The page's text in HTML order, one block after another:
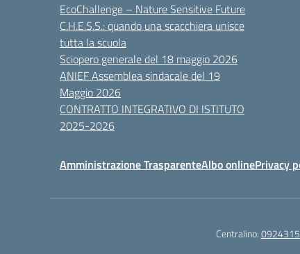
EcoChallenge – Nature Sensitive Future
C.H.E.S.S.: quando una scacchiera unisce
tutta la scuola
Sciopero generale del 18 maggio 2026
ANIEF Assemblea sindacale del 19
Maggio 2026
CONTRATTO INTEGRATIVO DI ISTITUTO
2025-2026
Amministrazione TrasparenteAlbo onlinePrivacy
Centralino: